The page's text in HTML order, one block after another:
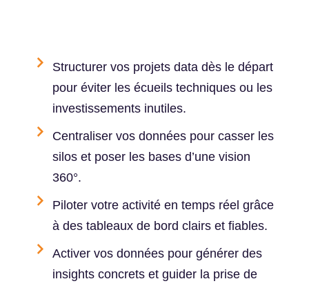
Structurer vos projets data dès le départ
pour éviter les écueils techniques ou les
investissements inutiles.
Centraliser vos données pour casser les
silos et poser les bases d’une vision
360°.
Piloter votre activité en temps réel grâce
à des tableaux de bord clairs et fiables.
Activer vos données pour générer des
insights concrets et guider la prise de